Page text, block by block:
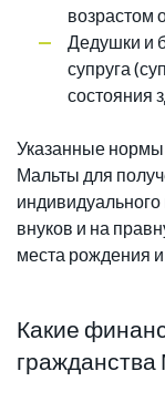
возрастом
Дедушки и
супруга
состояния
Указанные нормы
Мальты для
внуков и на
места рождения
Какие
гражданства